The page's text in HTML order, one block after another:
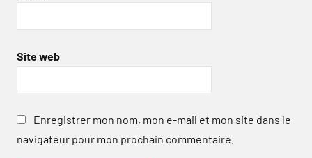
Site web
Enregistrer mon nom, mon e-mail et mon site dans le
navigateur pour mon prochain commentaire.